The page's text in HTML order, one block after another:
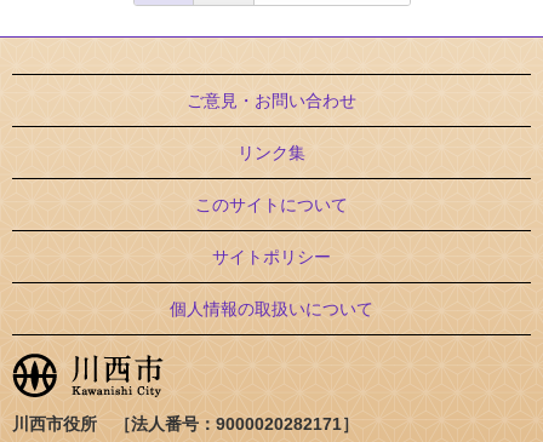
ご意見・お問い合わせ
リンク集
このサイトについて
サイトポリシー
個人情報の取扱いについて
川西市役所 ［法人番号：9000020282171］